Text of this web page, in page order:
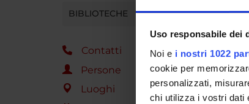
Uso responsabile dei
Noi e i nostri 1022
cookie per
personalizzati,
chi utilizza i vostri dati
BIBLIOTECHE
Contatti
Persone
Luoghi